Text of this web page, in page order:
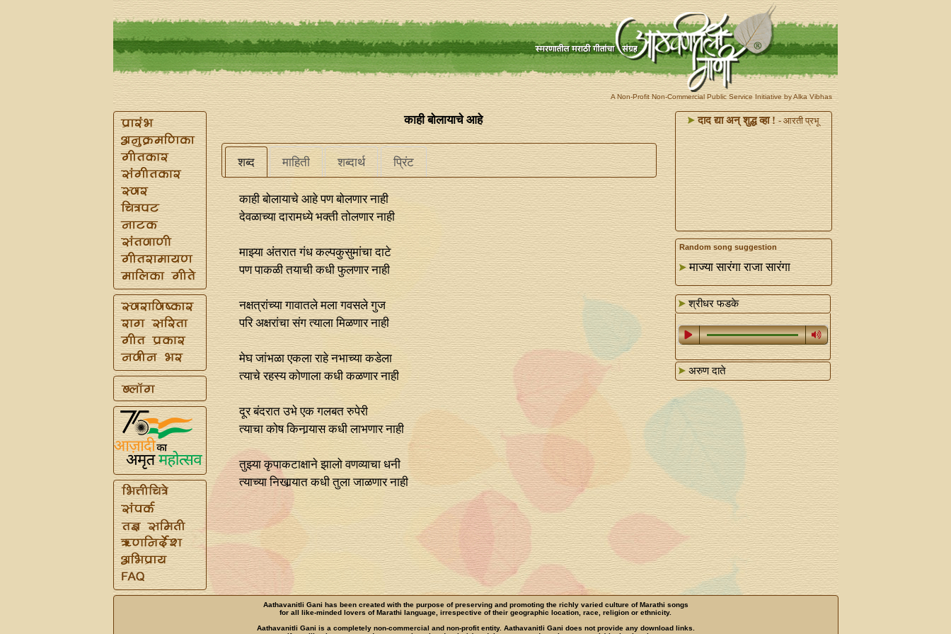
A Non-Profit Non-Commercial Public Service Initiative by Alka Vibhas
काही बोलायाचे आहे
शब्द माहिती शब्दार्थ प्रिंट
काही बोलायाचे आहे पण बोलणार नाही
देवळाच्या दारामध्ये भक्ती तोलणार नाही
माझ्या अंतरात गंध कल्पकुसुमांचा दाटे
पण पाकळी तयाची कधी फुलणार नाही
नक्षत्रांच्या गावातले मला गवसले गुज
परि अक्षरांचा संग त्याला मिळणार नाही
मेघ जांभळा एकला राहे नभाच्या कडेला
त्याचे रहस्य कोणाला कधी कळणार नाही
दूर बंदरात उभे एक गलबत रुपेरी
त्याचा कोष किनार्‍यास कधी लाभणार नाही
तुझ्या कृपाकटाक्षाने झालो वणव्याचा धनी
त्याच्या निखार्‍यात कधी तुला जाळणार नाही
दाद द्या अन्‌ शुद्ध व्हा ! - आरती प्रभू
Random song suggestion
माज्या सारंगा राजा सारंगा
श्रीधर फडके
अरुण दाते
Aathavanitli Gani has been created with the purpose of preserving and promoting the richly varied culture of Marathi songs
for all like-minded lovers of Marathi language, irrespective of their geographic location, race, religion or ethnicity.
Aathavanitli Gani is a completely non-commercial and non-profit entity. Aathavanitli Gani does not provide any download links.